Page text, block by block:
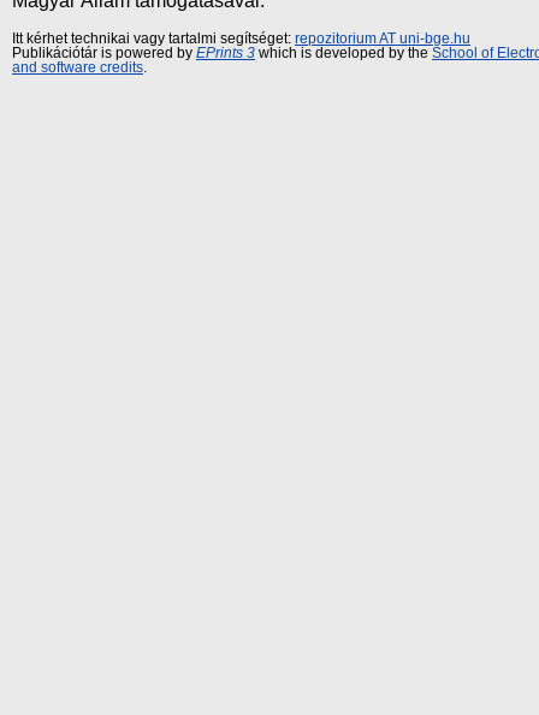
Itt kérhet technikai vagy tartalmi segítséget: repozitorium AT uni-bge.hu
Publikációtár is powered by EPrints 3 which is developed by the School of
and software credits